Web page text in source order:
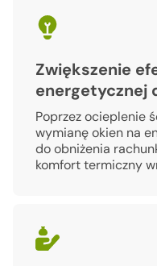
Zwiększenie
energetycznej
Poprzez ocieplenie
wymianę okien na
do obniżenia
komfort termiczny